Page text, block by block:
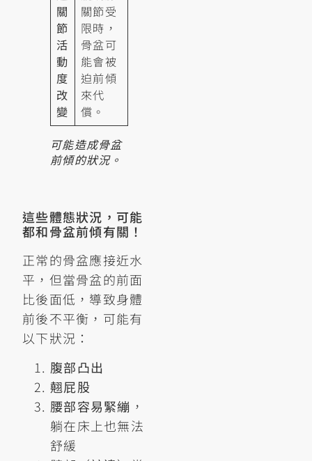
關
節
活
動
度
改
變
關節受
限時，
骨盆可
能會被
迫前傾
來代
償。
可能造成骨盆
前傾的狀況。
這些體態狀況，可能
都和骨盆前傾有關！
正常的骨盆應接近水
平，但當骨盆的前面
比後面低，導致身體
前後不平衡，可能有
以下狀況：
腹部凸出
翹屁股
腰部容易緊繃 ，
躺在床上也無法
舒緩